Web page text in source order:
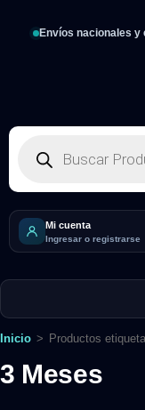
Envíos nacionales y
Mi cuenta
Ingresar o registrarse
Inicio > Productos
3 Meses